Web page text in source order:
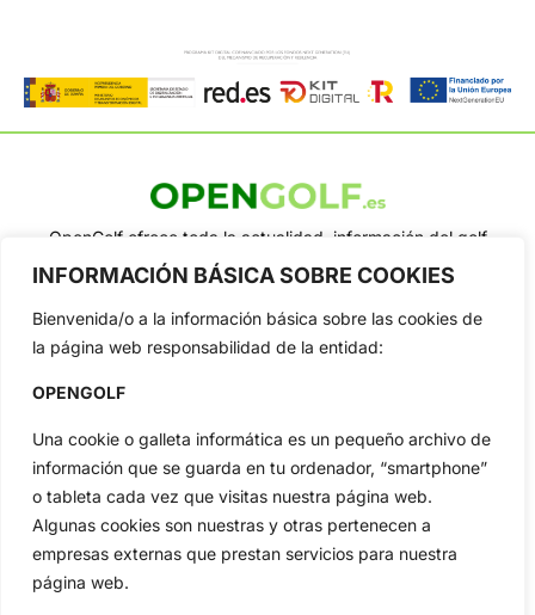
INFORMACIÓN BÁSICA SOBRE COOKIES
Bienvenida/o a la información básica sobre las cookies de
la página web responsabilidad de la entidad:
OPENGOLF
Una cookie o galleta informática es un pequeño archivo de
información que se guarda en tu ordenador, “smartphone”
o tableta cada vez que visitas nuestra página web.
Algunas cookies son nuestras y otras pertenecen a
empresas externas que prestan servicios para nuestra
página web.
OpenGolf ofrece toda la actualidad, información del golf
profesional y amateur, resultados en directo, vídeos, noticias,
Jon Rahm, LIV Golf, PGA Tour, Ryder Cup, DP World Tour, LPGA
Categorias
Actualidad
Amateurs
Circuitos
Especiales
Reglas
Vídeos
De Interés
Compañía
Aviso Legal